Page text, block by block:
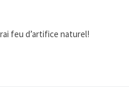
feu d’artifice naturel!